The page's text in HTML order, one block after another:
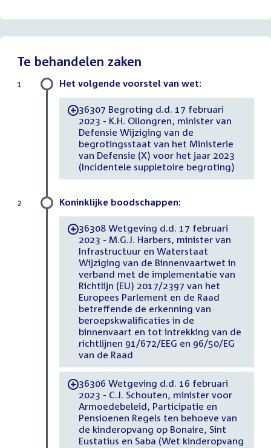
Te behandelen zaken
Het volgende voorstel van wet:
-36307 Begroting d.d. 17 februari
2023 - K.H. Ollongren, minister van
Defensie Wijziging van de
begrotingsstaat van het Ministerie
van Defensie (X) voor het jaar 2023
(Incidentele suppletoire begroting)
1
Koninklijke boodschappen:
-36308 Wetgeving d.d. 17 februari
2023 - M.G.J. Harbers, minister van
Infrastructuur en Waterstaat
Wijziging van de Binnenvaartwet in
verband met de implementatie van
Richtlijn (EU) 2017/2397 van het
Europees Parlement en de Raad
betreffende de erkenning van
beroepskwalificaties in de
binnenvaart en tot intrekking van de
richtlijnen 91/672/EEG en 96/50/EG
van de Raad
-36306 Wetgeving d.d. 16 februari
2023 - C.J. Schouten, minister voor
Armoedebeleid, Participatie en
Pensioenen Regels ten behoeve van
de kinderopvang op Bonaire, Sint
Eustatius en Saba (Wet kinderopvang
2